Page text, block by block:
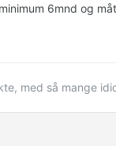
6mnd og
med så mange